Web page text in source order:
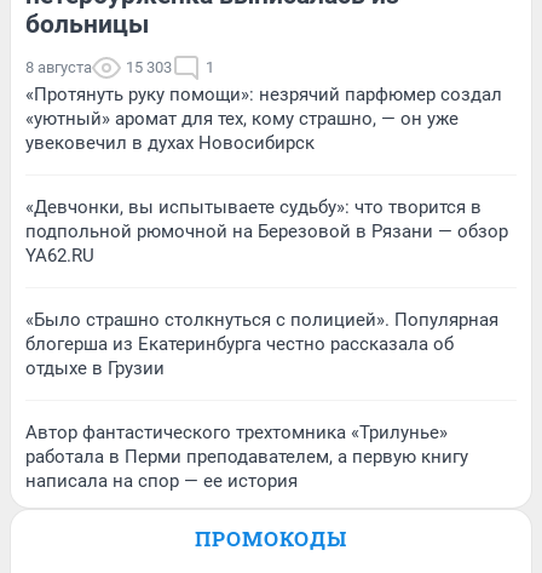
больницы
8 августа 15 303 1
«Протянуть руку помощи»: незрячий парфюмер создал
«уютный» аромат для тех, кому страшно, — он уже
увековечил в духах Новосибирск
«Девчонки, вы испытываете судьбу»: что творится в
подпольной рюмочной на Березовой в Рязани — обзор
YA62.RU
«Было страшно столкнуться с полицией». Популярная
блогерша из Екатеринбурга честно рассказала об
отдыхе в Грузии
Автор фантастического трехтомника «Трилунье»
работала в Перми преподавателем, а первую книгу
написала на спор — ее история
ПРОМОКОДЫ